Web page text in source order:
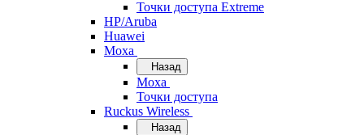
Точки доступа Extreme
HP/Aruba
Huawei
Moxa
Назад
Moxa
Точки доступа
Ruckus Wireless
Назад